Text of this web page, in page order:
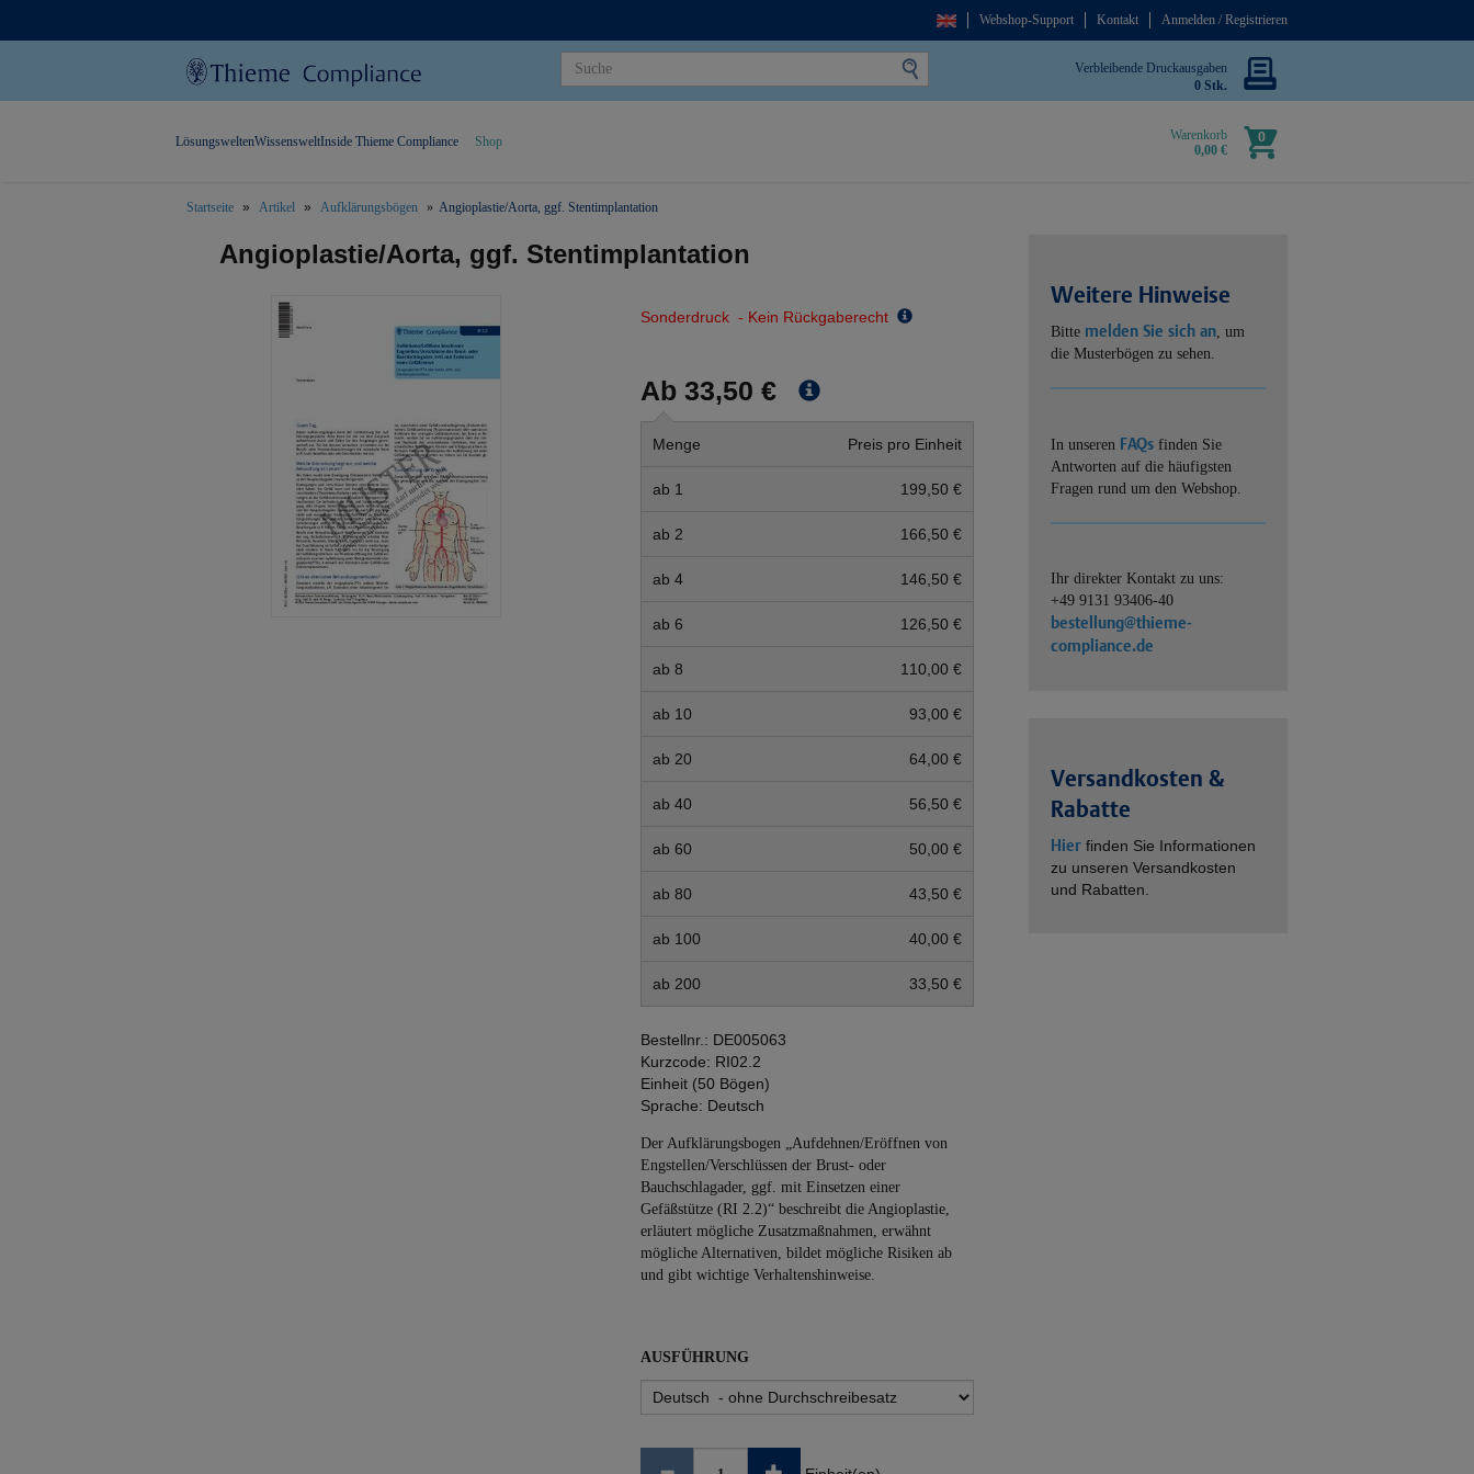
Webshop-Support Kontakt Anmelden / Registrieren
Verbleibende Druckausgaben
0 Stk.
Warenkorb
0,00 €
0
LösungsweltenWissensweltInside Thieme Compliance Shop
Startseite Artikel Aufklärungsbögen Angioplastie/Aorta, ggf. Stentimplantation
Angioplastie/Aorta, ggf. Stentimplantation
Sonderdruck - Kein Rückgaberecht
Ab 33,50 €
Menge Preis pro Einheit
ab 1 199,50 €
ab 2 166,50 €
ab 4 146,50 €
ab 6 126,50 €
ab 8 110,00 €
ab 10 93,00 €
ab 20 64,00 €
ab 40 56,50 €
ab 60 50,00 €
ab 80 43,50 €
ab 100 40,00 €
ab 200 33,50 €
Bestellnr.: DE005063
Kurzcode: RI02.2
Einheit (50 Bögen)
Sprache: Deutsch
Der Aufklärungsbogen „Aufdehnen/Eröffnen von
Engstellen/Verschlüssen der Brust- oder
Bauchschlagader, ggf. mit Einsetzen einer
Gefäßstütze (RI 2.2)“ beschreibt die Angio­plastie,
erläutert mögliche Zusatzmaßnahmen, erwähnt
mögliche Alternativen, bildet mögliche Risiken ab
und gibt wichtige Verhaltenshinweise.
AUSFÜHRUNG
Weitere Hinweise
Bitte melden Sie sich an, um
die Musterbögen zu sehen.
In unseren FAQs finden Sie
Antworten auf die häufigsten
Fragen rund um den Webshop.
Ihr direkter Kontakt zu uns:
+49 9131 93406-40
bestellung@thieme-
compliance.de
Versandkosten &
Rabatte
Hier finden Sie Informationen
zu unseren Versandkosten
und Rabatten.